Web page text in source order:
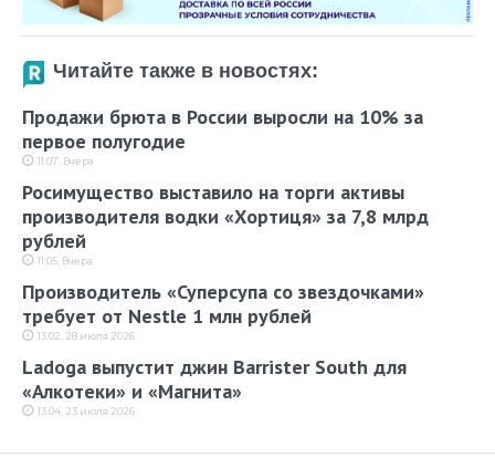
Читайте также в новостях:
Продажи брюта в России выросли на 10% за
первое полугодие
11:07, Вчера
Росимущество выставило на торги активы
производителя водки «Хортиця» за 7,8 млрд
рублей
11:05, Вчера
Производитель «Суперсупа со звездочками»
требует от Nestle 1 млн рублей
13:02, 28 июля 2026
Ladoga выпустит джин Barrister South для
«Алкотеки» и «Магнита»
13:04, 23 июля 2026